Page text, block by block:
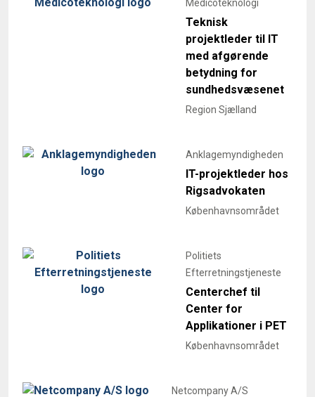
Medicoteknologi
Teknisk
projektleder til IT
med afgørende
betydning for
sundhedsvæsenet
Region Sjælland
Anklagemyndigheden
IT-projektleder hos
Rigsadvokaten
Københavnsområdet
Politiets
Efterretningstjeneste
Centerchef til
Center for
Applikationer i PET
Københavnsområdet
Netcompany A/S